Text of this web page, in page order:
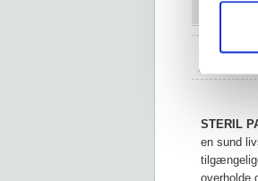
Vægt
STERIL
en sund
overholde